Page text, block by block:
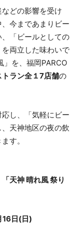
どの影響を受け
、今まであまりビー
「ビールとしての
両立した味わいで
」を、福岡PARCO
ラン全１7店舗の
し、「気軽にビー
天神地区の夜の飲
す。
天神 晴れ風 祭り
16日(日)